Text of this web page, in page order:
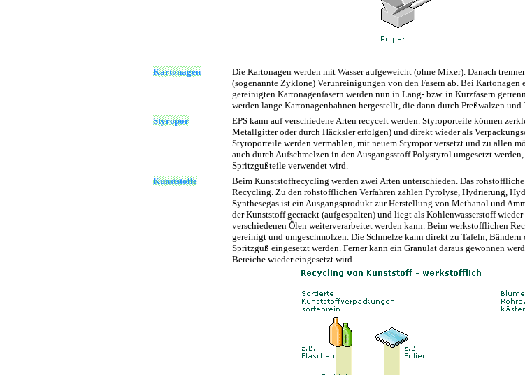
Kartonagen
Die Kartonagen werden mit Wasser aufgeweicht (ohne Mixer). Danach
(sogenannte Zyklone) Verunreinigungen von den Fasern ab. Bei
gereinigten Kartonagenfasern werden nun in Lang- bzw. in Kurzfasern
werden lange Kartonagenbahnen hergestellt, die dann durch Preßwalzen
Styropor
EPS kann auf verschiedene Arten recycelt werden. Styroporteile können
Metallgitter oder durch Häcksler erfolgen) und direkt wieder als
Styroporteile werden vermahlen, mit neuem Styropor versetzt und zu allen
auch durch Aufschmelzen in den Ausgangsstoff Polystyrol umgesetzt
Spritzgußteile verwendet wird.
Kunststoffe
Beim Kunststoffrecycling werden zwei Arten unterschieden. Das
Recycling. Zu den rohstofflichen Verfahren zählen Pyrolyse, Hydrierung,
Synthesegas ist ein Ausgangsprodukt zur Herstellung von Methanol und
der Kunststoff gecrackt (aufgespalten) und liegt als Kohlenwasserstoff
verschiedenen Ölen weiterverarbeitet werden kann. Beim werkstofflichen
gereinigt und umgeschmolzen. Die Schmelze kann direkt zu Tafeln,
Spritzguß eingesetzt werden. Ferner kann ein Granulat daraus gewonnen
Bereiche wieder eingesetzt wird.